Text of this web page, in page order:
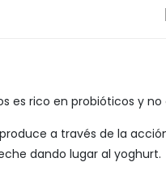
es rico en probióticos y
a través de la
dando lugar al yoghurt.